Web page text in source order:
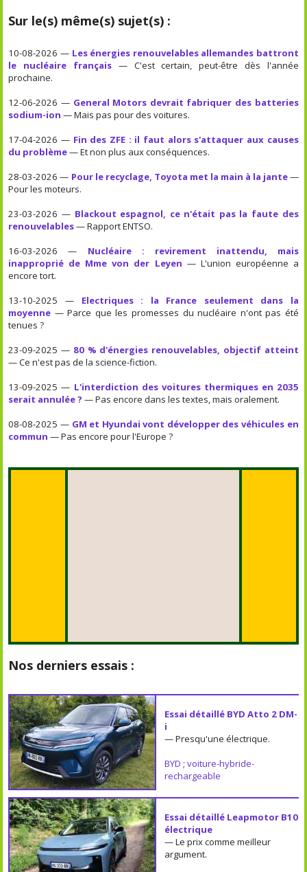
Sur le(s) même(s) sujet(s) :
10-08-2026 — Les énergies renouvelables allemandes battront
le nucléaire français — C'est certain, peut-être dès l'année
prochaine.
12-06-2026 — General Motors devrait fabriquer des batteries
sodium-ion — Mais pas pour des voitures.
17-04-2026 — Fin des ZFE : il faut alors s'attaquer aux causes
du problème— Et non plus aux conséquences.
28-03-2026 — Pour le recyclage, Toyota met la main à la jante—
Pour les moteurs.
23-03-2026 — Blackout espagnol, ce n'était pas la faute des
renouvelables— Rapport ENTSO.
16-03-2026 — Nucléaire : revirement inattendu, mais
inapproprié de Mme von der Leyen — L'union européenne a
encore tort.
13-10-2025 — Electriques : la France seulement dans la
moyenne — Parce que les promesses du nucléaire n'ont pas été
tenues ?
23-09-2025 — 80 % d'énergies renouvelables, objectif atteint
— Ce n'est pas de la science-fiction.
13-09-2025 — L'interdiction des voitures thermiques en 2035
serait annulée ? — Pas encore dans les textes, mais oralement.
08-08-2025 — GM et Hyundai vont développer des véhicules en
commun — Pas encore pour l'Europe ?
Nos derniers essais :
Essai détaillé BYD Atto 2 DM-
i
— Presqu'une électrique.
BYD ; voiture-hybride-
rechargeable
Essai détaillé Leapmotor B10
électrique
— Le prix comme meilleur
argument.